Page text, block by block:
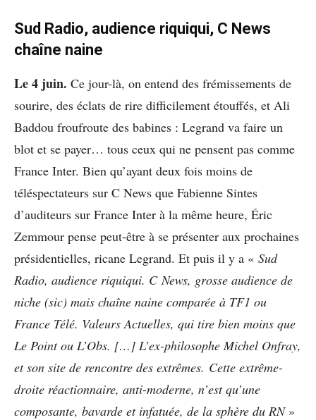
Sud Radio, audience riquiqui, C News
chaîne naine
Le 4 juin. Ce jour-là, on entend des frémissements de
sourire, des éclats de rire difficilement étouffés, et Ali
Baddou froufroute des babines : Legrand va faire un
blot et se payer… tous ceux qui ne pensent pas comme
France Inter. Bien qu’ayant deux fois moins de
téléspectateurs sur C News que Fabienne Sintes
d’auditeurs sur France Inter à la même heure, Éric
Zemmour pense peut-être à se présenter aux prochaines
présidentielles, ricane Legrand. Et puis il y a « Sud
Radio, audience riquiqui. C News, grosse audience de
niche (sic) mais chaîne naine comparée à TF1 ou
France Télé. Valeurs Actuelles, qui tire bien moins que
Le Point ou L’Obs. […] L’ex-philosophe Michel Onfray,
et son site de rencontre des extrêmes. Cette extrême-
droite réactionnaire, anti-moderne, n’est qu’une
composante, bavarde et infatuée, de la sphère du RN»